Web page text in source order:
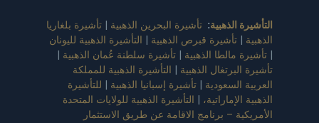
التأشيرة الذهبية: تأشيرة البحرين الذهبية | تأشيرة بلغاريا
الذهبية | تأشيرة قبرص الذهبية | التأشيرة الذهبية لليونان
| تأشيرة مالطا الذهبية | تأشيرة سلطنة عُمان الذهبية |
تأشيرة البرتغال الذهبية | التأشيرة الذهبية للمملكة
العربية السعودية | تأشيرة إسبانيا الذهبية | للتأشيرة
الذهبية الإماراتية، | التأشيرة الذهبية للولايات المتحدة
الأمريكية – برنامج الاقامة عن طريق الاستثمار